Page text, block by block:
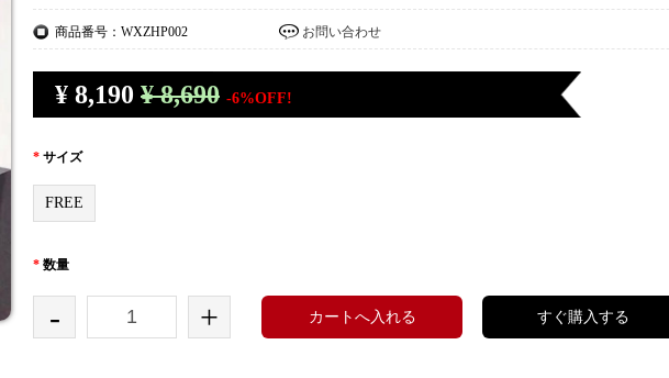
商品番号：WXZHP002 お問い合わせ
¥ 8,190 ¥ 8,690 -6%OFF!
* サイズ
FREE
* 数量
- + カートへ入れる すぐ購入する